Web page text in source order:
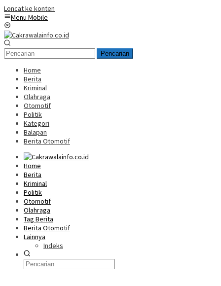
Loncat ke konten
Menu Mobile
Pencarian
Home
Berita
Kriminal
Olahraga
Otomotif
Politik
Kategori
Balapan
Berita Otomotif
Home
Berita
Kriminal
Politik
Otomotif
Olahraga
Tag Berita
Berita Otomotif
Lainnya
Indeks